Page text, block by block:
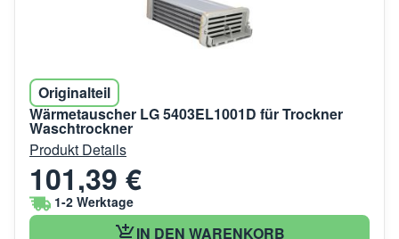
Originalteil
Wärmetauscher LG 5403EL1001D für Trockner
Waschtrockner
Produkt Details
101,39 €
1-2 Werktage
IN DEN WARENKORB